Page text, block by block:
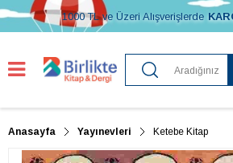
1000 TL ve Üzeri Alışverişlerde
Anasayfa Yayınevleri Ketebe Kitap